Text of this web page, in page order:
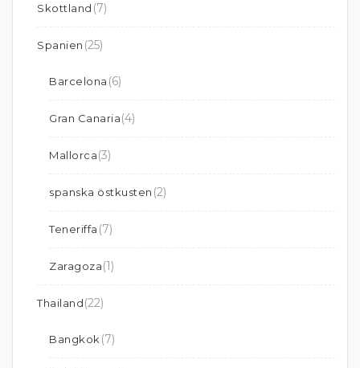
Skottland (7)
Spanien (25)
Barcelona (6)
Gran Canaria(4)
Mallorca(3)
spanska östkusten (2)
Teneriffa (7)
Zaragoza(1)
Thailand(22)
Bangkok (7)